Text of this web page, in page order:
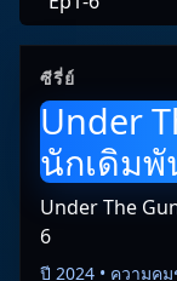
ซีรี่ย์
Under
นักเดิมพั
Under The
6
ปี 2024 • ความค